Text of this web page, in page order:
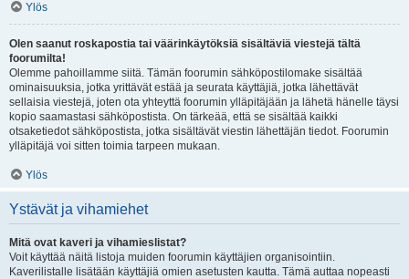
Ylös
Olen saanut roskapostia tai väärinkäytöksiä sisältäviä viestejä tältä
foorumilta!
Olemme pahoillamme siitä. Tämän foorumin sähköpostilomake sisältää
ominaisuuksia, jotka yrittävät estää ja seurata käyttäjiä, jotka lähettävät
sellaisia viestejä, joten ota yhteyttä foorumin ylläpitäjään ja lähetä hänelle täysi
kopio saamastasi sähköpostista. On tärkeää, että se sisältää kaikki
otsaketiedot sähköpostista, jotka sisältävät viestin lähettäjän tiedot. Foorumin
ylläpitäjä voi sitten toimia tarpeen mukaan.
Ylös
Ystävät ja vihamiehet
Mitä ovat kaveri ja vihamieslistat?
Voit käyttää näitä listoja muiden foorumin käyttäjien organisointiin.
Kaverilistalle lisätään käyttäjiä omien asetusten kautta. Tämä auttaa nopeasti